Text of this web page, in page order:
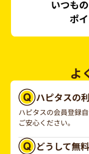
よ
ハピタスの
ハピタスの会員登録
ご安心ください。
どうして無